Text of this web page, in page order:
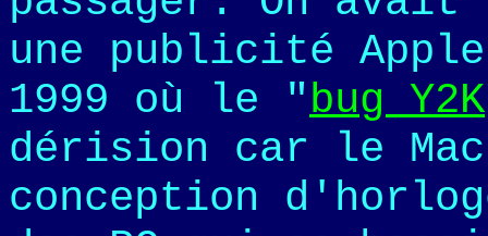
une publicité Apple
1999 où le "bug Y2K
dérision car le
conception